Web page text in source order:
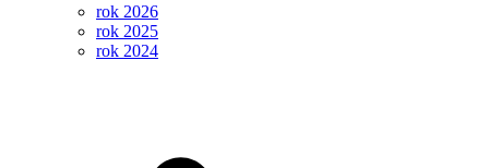
rok 2026
rok 2025
rok 2024